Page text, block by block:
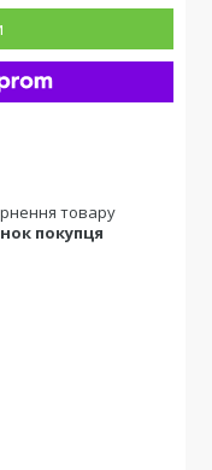
товару
покупця